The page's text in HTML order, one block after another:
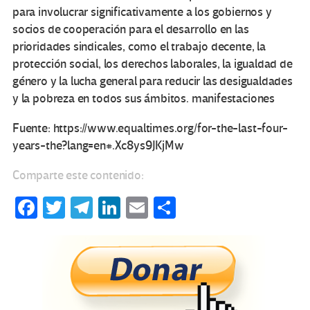
para involucrar significativamente a los gobiernos y
socios de cooperación para el desarrollo en las
prioridades sindicales, como el trabajo decente, la
protección social, los derechos laborales, la igualdad de
género y la lucha general para reducir las desigualdades
y la pobreza en todos sus ámbitos. manifestaciones
Fuente: https://www.equaltimes.org/for-the-last-four-
years-the?lang=en#.Xc8ys9JKjMw
Comparte este contenido:
Fa T
tt
er
Te
gr
a
m
Li
ke
dI
n
E
ail m
p
ar